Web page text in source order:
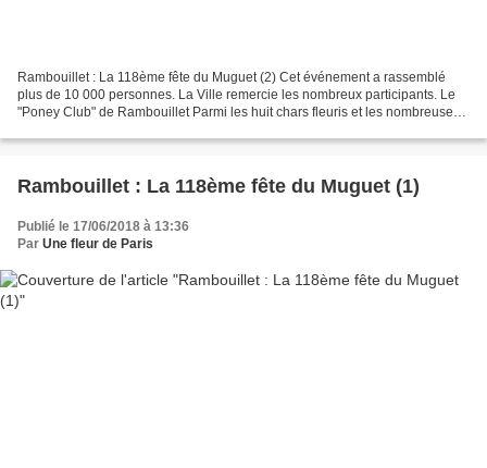
Rambouillet : La 118ème fête du Muguet (2) Cet événement a rassemblé
plus de 10 000 personnes. La Ville remercie les nombreux participants. Le
"Poney Club" de Rambouillet Parmi les huit chars fleuris et les nombreuses
Rambouillet : La 118ème fête du Muguet (1)
Publié le 17/06/2018 à 13:36
Par Une fleur de Paris